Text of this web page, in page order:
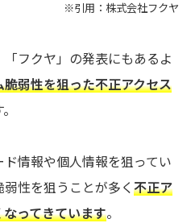
※引用： 株式会社フクヤ
フクヤ」の発表にもあるよ
弱性を狙った不正アクセス
情報や個人情報を狙ってい
性を狙うことが多く 不正ア
ってきています。